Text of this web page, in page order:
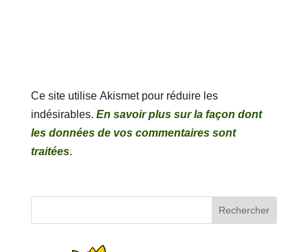
Ce site utilise Akismet pour réduire les
indésirables. En savoir plus sur la façon dont
les données de vos commentaires sont
traitées.